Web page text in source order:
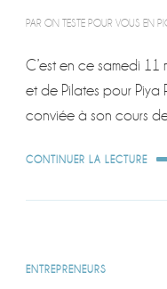
PAR ON TESTE POUR VOUS EN
C’est en ce samedi 11
et de Pilates pour Piya
conviée à son cours
CONTINUER LA LECTURE
ENTREPRENEURS